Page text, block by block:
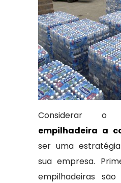
Considerar o
empilhadeira a
ser uma
sua empresa.
empilhadeiras